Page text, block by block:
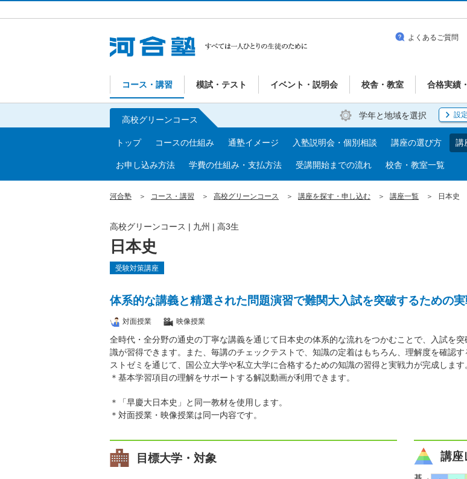
コース・講習 模試・テスト イベント・説明会 校舎・教室 合格実績
よくあるご質問
学年と地域を選択 設定
高校グリーンコース
トップ コースの仕組み 通塾イメージ 入塾説明会・個別相談 講座の選び方 講
お申し込み方法 学費の仕組み・支払方法 受講開始までの流れ 校舎・教室一覧
河合塾 コース・講習 高校グリーンコース 講座を探す・申し込む 講座一覧 日本史
高校グリーンコース | 九州 | 高3生
日本史
受験対策講座
体系的な講義と精選された問題演習で難関大入試を突破するための
対面授業 映像授業
全時代・全分野の通史の丁寧な講義を通じて日本史の体系的な流れをつかむことで、入試を
識が習得できます。また、毎講のチェックテストで、知識の定着はもちろん、理解度を確認
ストゼミを通じて、国公立大学や私立大学に合格するための知識の習得と実戦力が完成します
＊基本学習項目の理解をサポートする解説動画が利用できます。
＊「早慶大日本史」と同一教材を使用します。
＊対面授業・映像授業は同一内容です。
目標大学・対象 講座